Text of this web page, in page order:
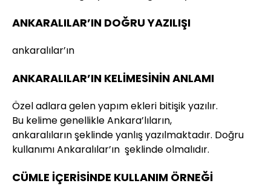
ANKARALILAR’IN DOĞRU YAZILIŞI
ankaralılar’ın
ANKARALILAR’IN KELİMESİNİN ANLAMI
Özel adlara gelen yapım ekleri bitişik yazılır.
Bu kelime genellikle Ankara’lıların,
ankaralıların şeklinde yanlış yazılmaktadır. Doğru
kullanımı Ankaralılar’ın şeklinde olmalıdır.
CÜMLE İÇERİSİNDE KULLANIM ÖRNEĞİ